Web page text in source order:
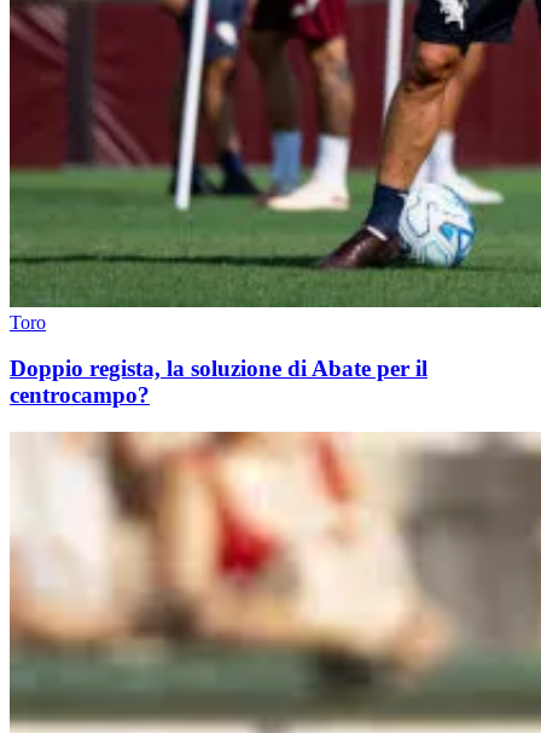
Toro
Doppio regista, la soluzione di Abate per il
centrocampo?